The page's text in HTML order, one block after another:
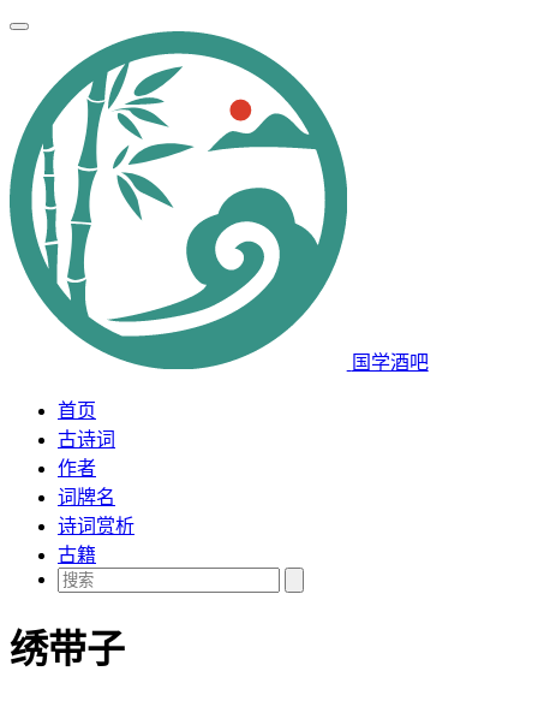
国学酒吧
首页
古诗词
作者
词牌名
诗词赏析
古籍
绣带子